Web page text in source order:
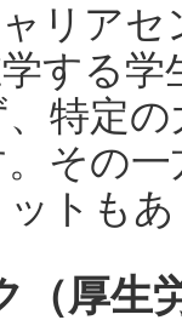
リア
する
特定
その
トも
（厚生